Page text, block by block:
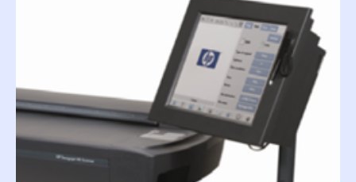
vieles mehr. Finden Sie mit uns gemeinsam die am besten